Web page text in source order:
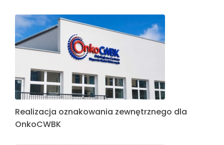
Realizacja oznakowania zewnętrznego dla
OnkoCWBK